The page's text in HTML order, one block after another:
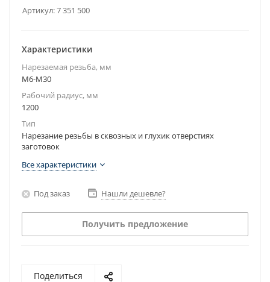
Артикул:7 351 500
Характеристики
Нарезаемая резьба, мм
М6-М30
Рабочий радиус, мм
1200
Тип
Нарезание резьбы в сквозных и глухик отверстиях
заготовок
Все характеристики
Под заказ Нашли дешевле?
Получить предложение
Поделиться